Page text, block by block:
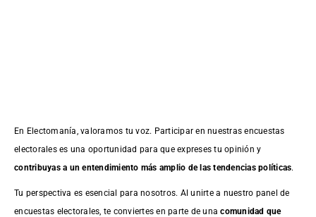
En Electomanía, valoramos tu voz. Participar en nuestras encuestas
electorales es una oportunidad para que expreses tu opinión y
contribuyas a un entendimiento más amplio de las tendencias políticas.
Tu perspectiva es esencial para nosotros. Al unirte a nuestro panel de
encuestas electorales, te conviertes en parte de unacomunidad que